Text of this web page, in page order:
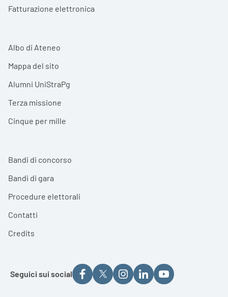
Fatturazione elettronica
Albo di Ateneo
Mappa del sito
Alumni UniStraPg
Terza missione
Cinque per mille
Bandi di concorso
Bandi di gara
Procedure elettorali
Contatti
Credits
Seguici sui social